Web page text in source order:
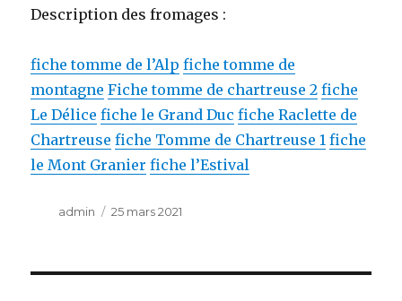
Description des fromages :
fiche tomme de l’Alp fiche tomme de
montagne Fiche tomme de chartreuse 2 fiche
Le Délice fiche le Grand Duc fiche Raclette de
Chartreuse fiche Tomme de Chartreuse 1 fiche
le Mont Granier fiche l’Estival
Auteur
admin
Publié
25 mars 2021